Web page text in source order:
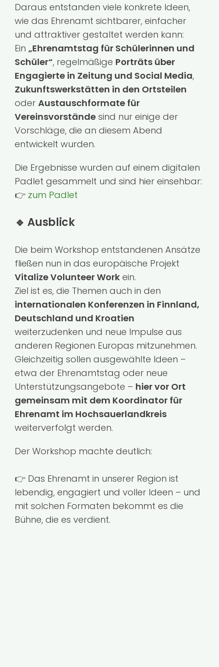
Daraus entstanden viele konkrete Ideen,
wie das Ehrenamt sichtbarer, einfacher
und attraktiver gestaltet werden kann:
Ein „Ehrenamtstag für Schülerinnen und
Schüler“, regelmäßige Porträts über
Engagierte in Zeitung und Social Media,
Zukunftswerkstätten in den Ortsteilen
oder Austauschformate für
Vereinsvorständesind nur einige der
Vorschläge, die an diesem Abend
entwickelt wurden.
Die Ergebnisse wurden auf einem digitalen
Padlet gesammelt und sind hier einsehbar:
👉 zum Padlet
🔹Ausblick
Die beim Workshop entstandenen Ansätze
fließen nun in das europäische Projekt
Vitalize Volunteer Workein.
Ziel ist es, die Themen auch in den
internationalen Konferenzen in Finnland,
Deutschland und Kroatien
weiterzudenken und neue Impulse aus
anderen Regionen Europas mitzunehmen.
Gleichzeitig sollen ausgewählte Ideen –
etwa der Ehrenamtstag oder neue
Unterstützungsangebote – hier vor Ort
gemeinsam mit dem Koordinator für
Ehrenamt im Hochsauerlandkreis
weiterverfolgt werden.
Der Workshop machte deutlich:
👉 Das Ehrenamt in unserer Region ist
lebendig, engagiert und voller Ideen – und
mit solchen Formaten bekommt es die
Bühne, die es verdient.